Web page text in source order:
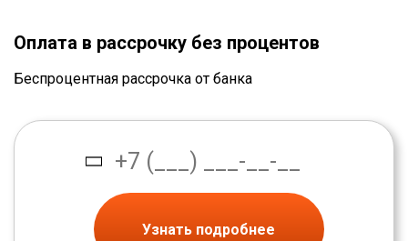
Оплата в рассрочку без процентов
Беспроцентная рассрочка от банка
Узнать подробнее